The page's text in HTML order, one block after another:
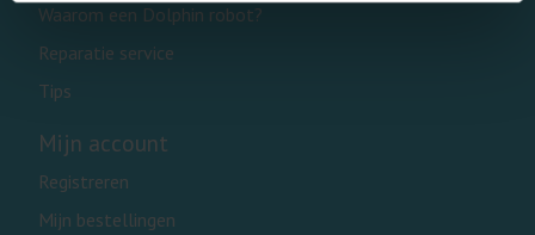
Waarom een Dolphin robot?
Reparatie service
Tips
Mijn account
Registreren
Mijn bestellingen